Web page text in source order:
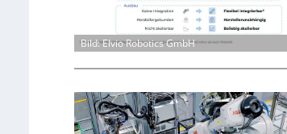
Bild: Elvio Robotics GmbH